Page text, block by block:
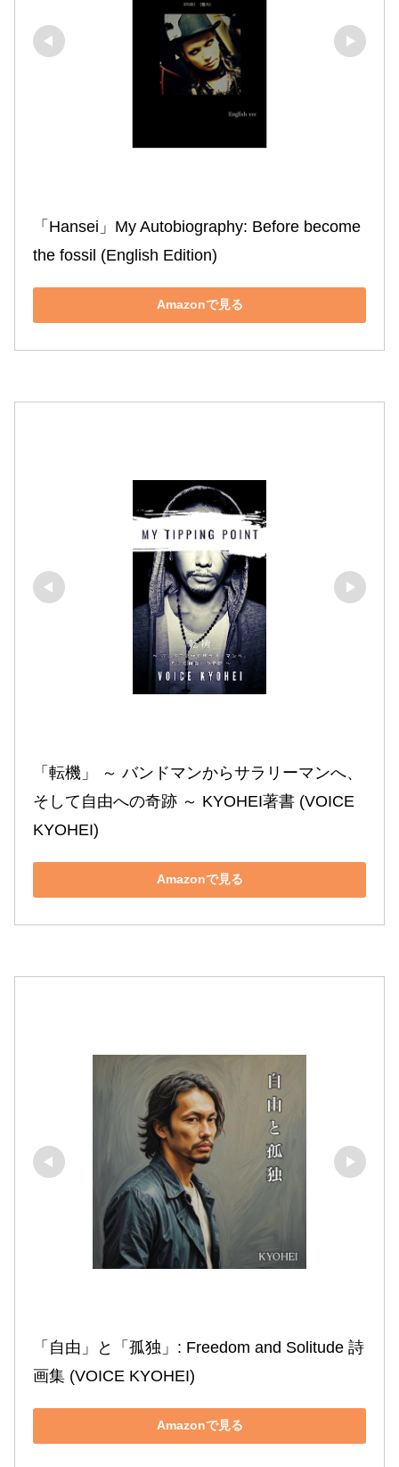
「Hansei」My Autobiography: Before become
the fossil (English Edition)
Amazonで見る
「転機」 ～ バンドマンからサラリーマンへ、
そして自由への奇跡 ～ KYOHEI著書 (VOICE
KYOHEI)
Amazonで見る
「自由」と「孤独」: Freedom and Solitude 詩
画集 (VOICE KYOHEI)
Amazonで見る